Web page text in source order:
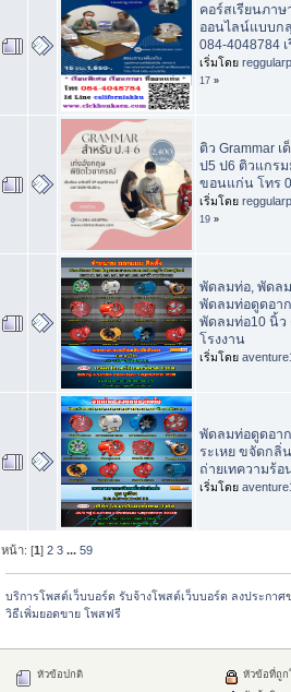
คอร์สเรียนภาษ
ออนไลน์แบบก
084-4048784
เริ่มโดย
17 »
ติว Grammar
ป5 ป6 ติวแกร
ขอนแก่น โทร
เริ่มโดย
19 »
พัดลมท่อ, พัดล
พัดลมท่อดูดอา
พัดลมท่อ10 นิ้ว
โรงงาน
เริ่มโดย
พัดลมท่อดูดอา
ระเหย ขจัดกลิ่
ถ่ายเทความร้อ
เริ่มโดย
หน้า: [1]2 3 ...59
บริการโพสต์เว็บบอร์ด รับจ้างโพสต์เว็บบอร์ด ลงประกาศ
วิธีเพิ่มยอดขาย โพสฟรี
หัวข้อปกติ
หัวข้อที่ถู